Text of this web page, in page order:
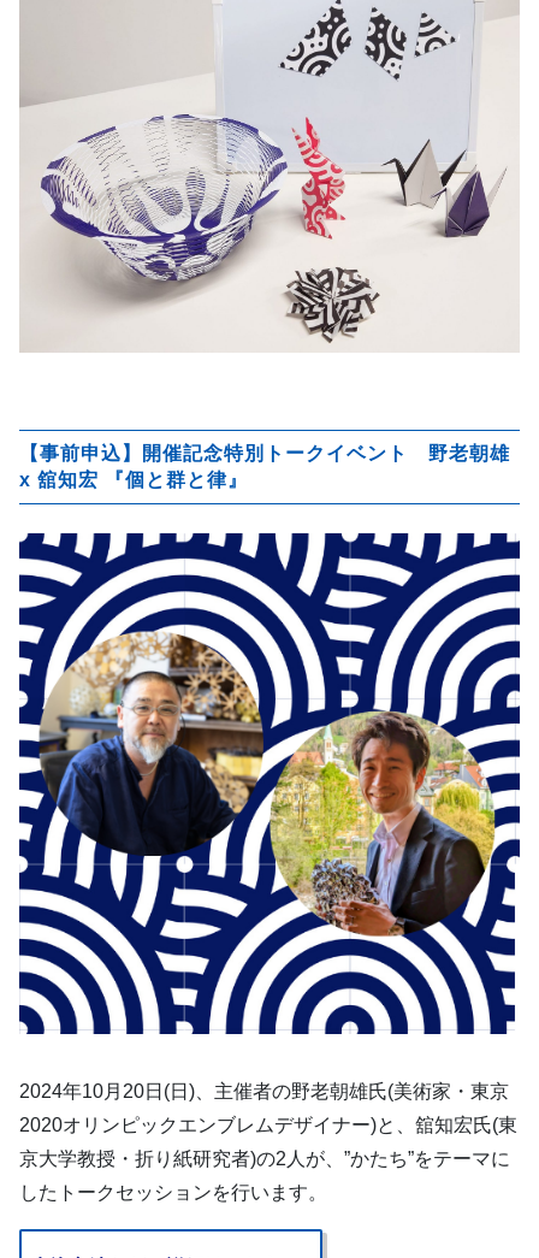
【事前申込】開催記念特別トークイベント 野老朝雄
x 舘知宏 『個と群と律』
2024年10月20日(日)、主催者の野老朝雄氏(美術家・東京
2020オリンピックエンブレムデザイナー)と、舘知宏氏(東
京大学教授・折り紙研究者)の2人が、”かたち”をテーマに
したトークセッションを行います。